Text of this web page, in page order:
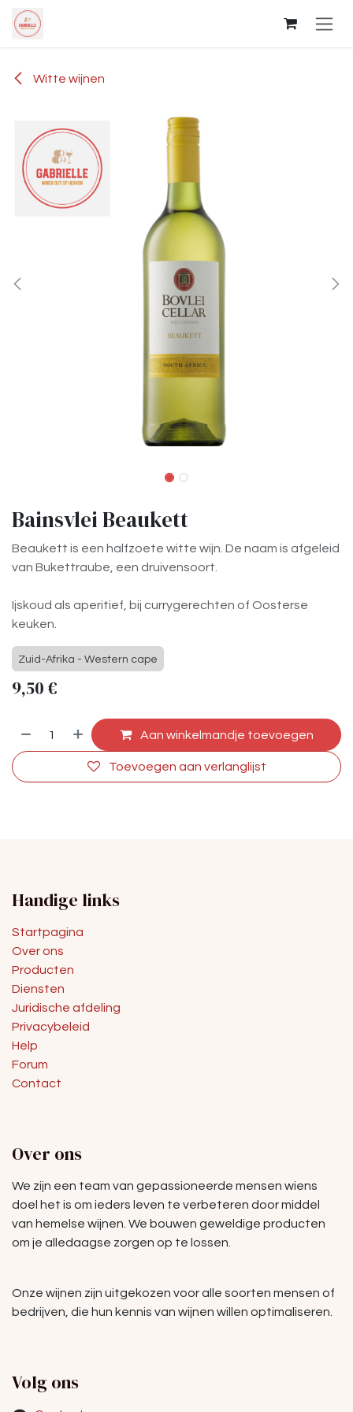
Overslaan naar inhoud
Witte wijnen
Bainsvlei Beaukett
Beaukett is een halfzoete witte wijn. De naam is afgeleid
van Bukettraube, een druivensoort.
Ijskoud als aperitief, bij currygerechten of Oosterse
keuken.
Zuid-Afrika - Western cape
9,50 €
Aan winkelmandje toevoegen
Toevoegen aan verlanglijst
Handige links
Startpagina
Over ons
Producten
Diensten
Juridische afdeling
Privacybeleid
Help
Forum
Contact
Over ons
We zijn een team van gepassioneerde mensen wiens
doel het is om ieders leven te verbeteren door middel
van hemelse wijnen. We bouwen geweldige producten
om je alledaagse zorgen op te lossen.
Onze wijnen zijn uitgekozen voor alle soorten mensen of
bedrijven, die hun kennis van wijnen willen optimaliseren.
Volg ons